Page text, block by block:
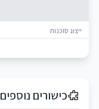
ייצוג סוכנות
כישורים נוספים